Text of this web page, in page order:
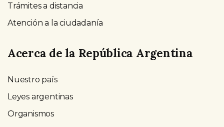
Trámites a distancia
Atención a la ciudadanía
Acerca de la República Argentina
Nuestro país
Leyes argentinas
Organismos